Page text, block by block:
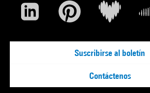
Suscribirse al boletín
Contáctenos